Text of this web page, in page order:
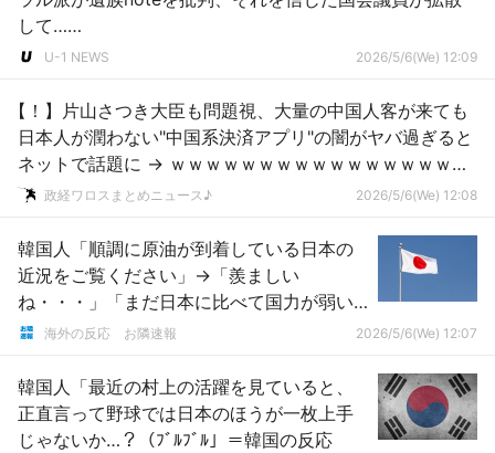
して……
U-1 NEWS 2026/5/6(We) 12:09
【！】片山さつき大臣も問題視、大量の中国人客が来ても
日本人が潤わない"中国系決済アプリ"の闇がヤバ過ぎると
ネットで話題に → ｗｗｗｗｗｗｗｗｗｗｗｗｗｗｗｗｗ
ｗｗｗ政経ワロスまとめニュース♪ 2026/5/6(We) 12:08
韓国人「順調に原油が到着している日本の
近況をご覧ください」→「羨ましい
ね・・・」「まだ日本に比べて国力が弱い
という証拠である」
海外の反応 お隣速報 2026/5/6(We) 12:07
韓国人「最近の村上の活躍を見ていると、
正直言って野球では日本のほうが一枚上手
じゃないか…？（ﾌﾞﾙﾌﾞﾙ」＝韓国の反応